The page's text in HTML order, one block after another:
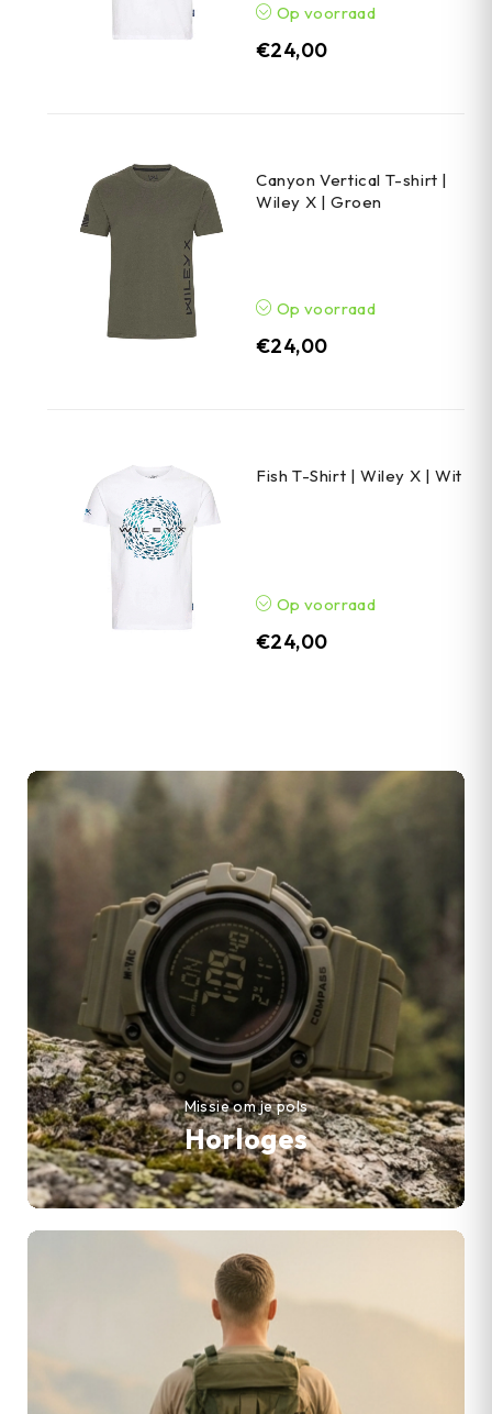
Op voorraad
€24,00
Canyon Vertical T-shirt |
Wiley X | Groen
Op voorraad
€24,00
Fish T-Shirt | Wiley X | Wit
Op voorraad
€24,00
Horloges
Missie om je pols